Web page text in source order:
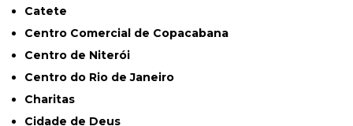
Catete
Centro Comercial de Copacabana
Centro de Niterói
Centro do Rio de Janeiro
Charitas
Cidade de Deus